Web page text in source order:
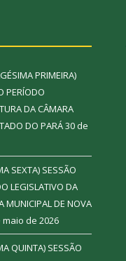
PRIMEIRA)
PERÍODO
DA CÂMARA
DO PARÁ30 de
SEXTA) SESSÃO
LEGISLATIVO DA
MUNICIPAL DE NOVA
maio de 2026
QUINTA) SESSÃO